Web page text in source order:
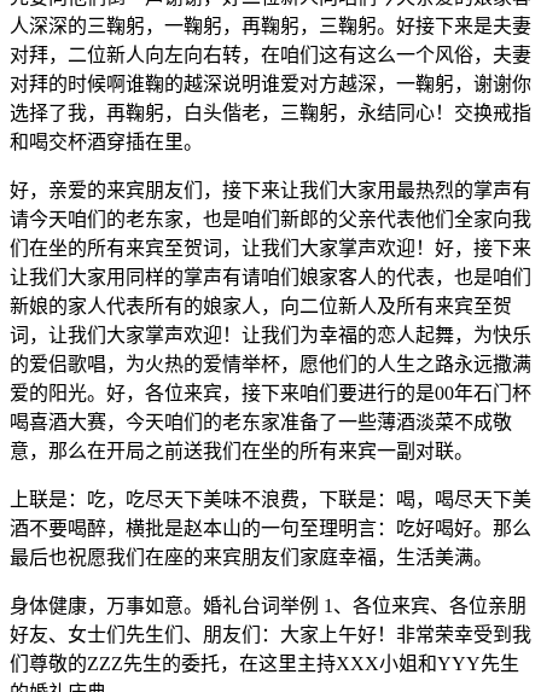
人深深的三鞠躬，一鞠躬，再鞠躬，三鞠躬。好接下来是夫妻
对拜，二位新人向左向右转，在咱们这有这么一个风俗，夫妻
对拜的时候啊谁鞠的越深说明谁爱对方越深，一鞠躬，谢谢你
选择了我，再鞠躬，白头偕老，三鞠躬，永结同心！交换戒指
和喝交杯酒穿插在里。
好，亲爱的来宾朋友们，接下来让我们大家用最热烈的掌声有
请今天咱们的老东家，也是咱们新郎的父亲代表他们全家向我
们在坐的所有来宾至贺词，让我们大家掌声欢迎！好，接下来
让我们大家用同样的掌声有请咱们娘家客人的代表，也是咱们
新娘的家人代表所有的娘家人，向二位新人及所有来宾至贺
词，让我们大家掌声欢迎！让我们为幸福的恋人起舞，为快乐
的爱侣歌唱，为火热的爱情举杯，愿他们的人生之路永远撒满
爱的阳光。好，各位来宾，接下来咱们要进行的是00年石门杯
喝喜酒大赛，今天咱们的老东家准备了一些薄酒淡菜不成敬
意，那么在开局之前送我们在坐的所有来宾一副对联。
上联是：吃，吃尽天下美味不浪费，下联是：喝，喝尽天下美
酒不要喝醉，横批是赵本山的一句至理明言：吃好喝好。那么
最后也祝愿我们在座的来宾朋友们家庭幸福，生活美满。
身体健康，万事如意。婚礼台词举例 1、各位来宾、各位亲朋
好友、女士们先生们、朋友们：大家上午好！非常荣幸受到我
们尊敬的ZZZ先生的委托，在这里主持XXX小姐和YYY先生